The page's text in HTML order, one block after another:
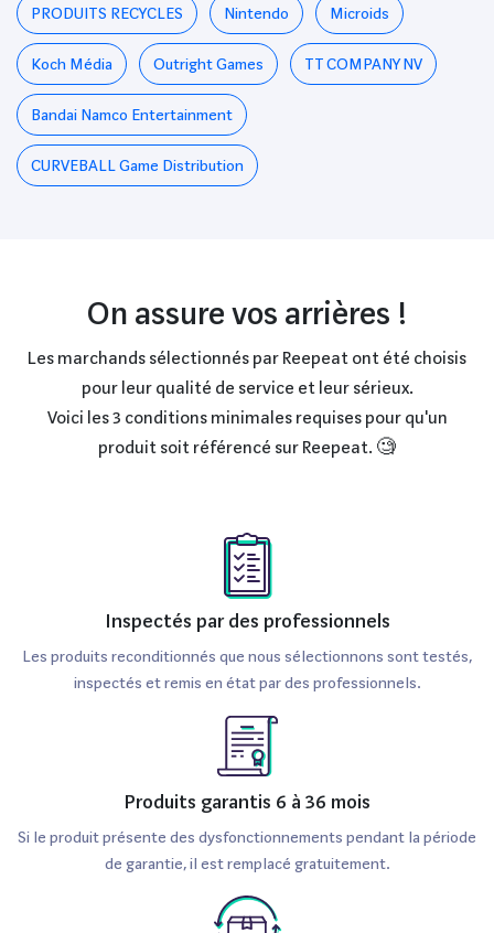
PRODUITS RECYCLES Nintendo Microids
Koch Média Outright Games TT COMPANY NV
Bandai Namco Entertainment
CURVEBALL Game Distribution
On assure vos arrières !
Les marchands sélectionnés par Reepeat ont été choisis
pour leur qualité de service et leur sérieux.
Voici les 3 conditions minimales requises pour qu'un
produit soit référencé sur Reepeat. 🧐
Inspectés par des professionnels
Les produits reconditionnés que nous sélectionnons sont testés,
inspectés et remis en état par des professionnels.
Produits garantis 6 à 36 mois
Si le produit présente des dysfonctionnements pendant la période
de garantie, il est remplacé gratuitement.